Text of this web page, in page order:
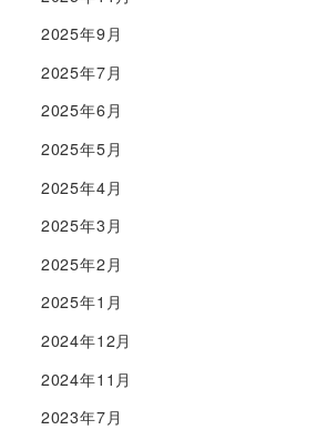
2025年9月
2025年7月
2025年6月
2025年5月
2025年4月
2025年3月
2025年2月
2025年1月
2024年12月
2024年11月
2023年7月